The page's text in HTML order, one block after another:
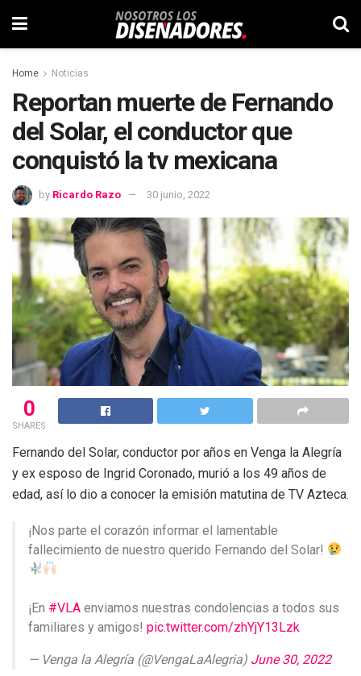
Home Noticias
Reportan muerte de Fernando
del Solar, el conductor que
conquistó la tv mexicana
by Ricardo Razo 30 junio, 2022
0
SHARES
Fernando del Solar, conductor por años en Venga la Alegría
y ex esposo de Ingrid Coronado, murió a los 49 años de
edad, así lo dio a conocer la emisión matutina de TV Azteca.
¡Nos parte el corazón informar el lamentable
fallecimiento de nuestro querido Fernando del Solar!
¡En #VLA enviamos nuestras condolencias a todos sus
familiares y amigos! pic.twitter.com/zhYjY13Lzk
— Venga la Alegría (@VengaLaAlegria) June 30, 2022